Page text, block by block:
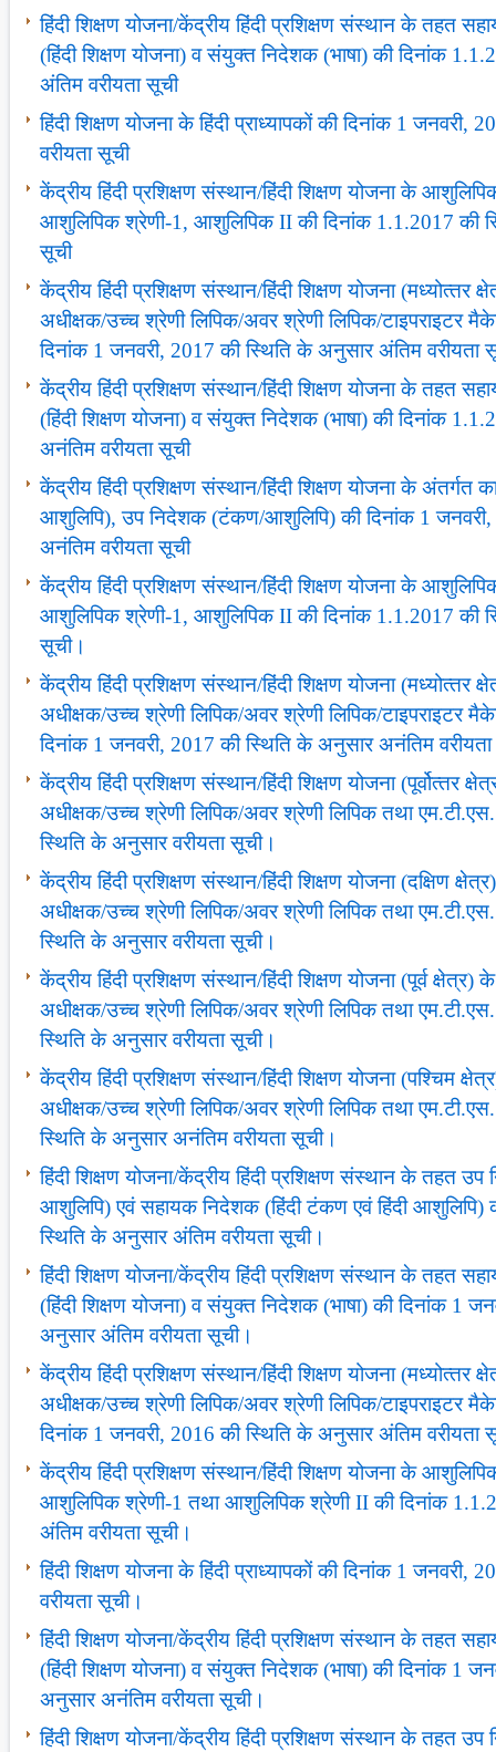
हिंदी शिक्षण योजना/केंद्रीय हिंदी प्रशिक्षण संस्‍थान के तहत
(हिंदी शिक्षण योजना) व संयुक्त निदेशक (भाषा) की दिनांक
अंतिम वरीयता सूची
हिंदी शिक्षण योजना के हिंदी प्राध्‍यापकों की दिनांक 1
वरीयता सूची
केंद्रीय हिंदी प्रशिक्षण संस्‍थान/हिंदी शिक्षण योजना के
आशुलिपिक श्रेणी-1, आशुलिपिक II की दिनांक 1.1.2017 की
सूची
केंद्रीय हिंदी प्रशिक्षण संस्‍थान/हिंदी शिक्षण योजना (मध्‍योत्‍तर
अधीक्षक/उच्‍च श्रेणी लिपिक/अवर श्रेणी लिपिक/टाइपराइटर
दिनांक 1 जनवरी, 2017 की स्थिति के अनुसार अंतिम वरीयता
केंद्रीय हिंदी प्रशिक्षण संस्‍थान/हिंदी शिक्षण योजना के तहत
(हिंदी शिक्षण योजना) व संयुक्त निदेशक (भाषा) की दिनांक
अनंतिम वरीयता सूची
केंद्रीय हिंदी प्रशिक्षण संस्‍थान/हिंदी शिक्षण योजना के
आशुलिपि), उप निदेशक (टंकण/आशुलिपि) की दिनांक 1
अनंतिम वरीयता सूची
केंद्रीय हिंदी प्रशिक्षण संस्‍थान/हिंदी शिक्षण योजना के
आशुलिपिक श्रेणी-1, आशुलिपिक II की दिनांक 1.1.2017 की
सूची।
केंद्रीय हिंदी प्रशिक्षण संस्‍थान/हिंदी शिक्षण योजना (मध्‍योत्‍तर
अधीक्षक/उच्‍च श्रेणी लिपिक/अवर श्रेणी लिपिक/टाइपराइटर
दिनांक 1 जनवरी, 2017 की स्थिति के अनुसार अनंतिम
केंद्रीय हिंदी प्रशिक्षण संस्‍थान/हिंदी शिक्षण योजना (पूर्वोत्‍तर
अधीक्षक/उच्‍च श्रेणी लिपिक/अवर श्रेणी लिपिक तथा
स्थिति के अनुसार वरीयता सूची।
केंद्रीय हिंदी प्रशिक्षण संस्‍थान/हिंदी शिक्षण योजना (दक्षिण
अधीक्षक/उच्‍च श्रेणी लिपिक/अवर श्रेणी लिपिक तथा
स्थिति के अनुसार वरीयता सूची।
केंद्रीय हिंदी प्रशिक्षण संस्‍थान/हिंदी शिक्षण योजना (पूर्व क्षेत्र)
अधीक्षक/उच्‍च श्रेणी लिपिक/अवर श्रेणी लिपिक तथा
स्थिति के अनुसार वरीयता सूची।
केंद्रीय हिंदी प्रशिक्षण संस्‍थान/हिंदी शिक्षण योजना (पश्चिम
अधीक्षक/उच्‍च श्रेणी लिपिक/अवर श्रेणी लिपिक तथा
स्थिति के अनुसार अनंतिम वरीयता सूची।
हिंदी शिक्षण योजना/केंद्रीय हिंदी प्रशिक्षण संस्‍थान के तहत उप
आशुलिपि) एवं सहायक निदेशक (हिंदी टंकण एवं हिंदी आशुलिपि)
स्थिति के अनुसार अंतिम वरीयता सूची।
हिंदी शिक्षण योजना/केंद्रीय हिंदी प्रशिक्षण संस्‍थान के तहत
(हिंदी शिक्षण योजना) व संयुक्‍त निदेशक (भाषा) की दिनांक 1
अनुसार अंतिम वरीयता सूची।
केंद्रीय हिंदी प्रशिक्षण संस्‍थान/हिंदी शिक्षण योजना (मध्‍योत्‍तर
अधीक्षक/उच्‍च श्रेणी लिपिक/अवर श्रेणी लिपिक/टाइपराइटर
दिनांक 1 जनवरी, 2016 की स्थिति के अनुसार अंतिम वरीयता
केंद्रीय हिंदी प्रशिक्षण संस्‍थान/हिंदी शिक्षण योजना के
आशुलिपिक श्रेणी-1 तथा आशुलिपिक श्रेणी II की दिनांक
अंतिम वरीयता सूची।
हिंदी शिक्षण योजना के हिंदी प्राध्‍यापकों की दिनांक 1
वरीयता सूची।
हिंदी शिक्षण योजना/केंद्रीय हिंदी प्रशिक्षण संस्‍थान के तहत
(हिंदी शिक्षण योजना) व संयुक्‍त निदेशक (भाषा) की दिनांक 1
अनुसार अनंतिम वरीयता सूची।
हिंदी शिक्षण योजना/केंद्रीय हिंदी प्रशिक्षण संस्‍थान के तहत उप